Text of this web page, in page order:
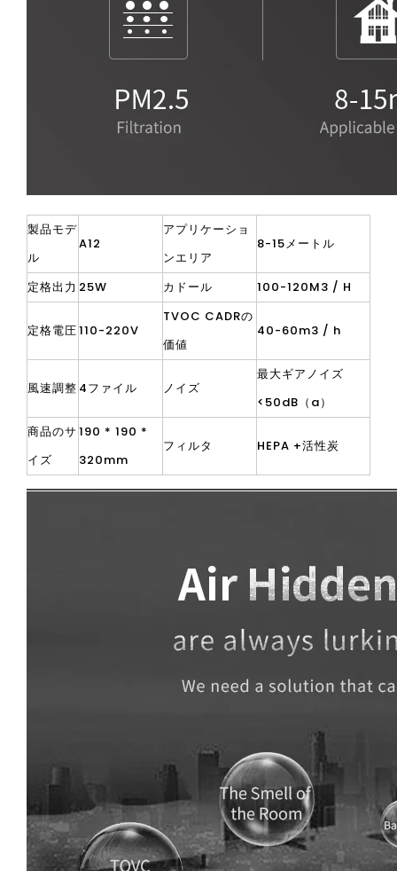
製品モデ
ル
A12
アプリケーショ
ンエリア
8-15メートル
定格出力 25W カドール 100-120M3 / H
定格電圧110-220V
TVOC CADRの
価値
40-60m3 / h
風速調整 4ファイル ノイズ
最大ギアノイズ
<50dB（a）
商品のサ
イズ
190 * 190 *
320mm
フィルタ HEPA +活性炭